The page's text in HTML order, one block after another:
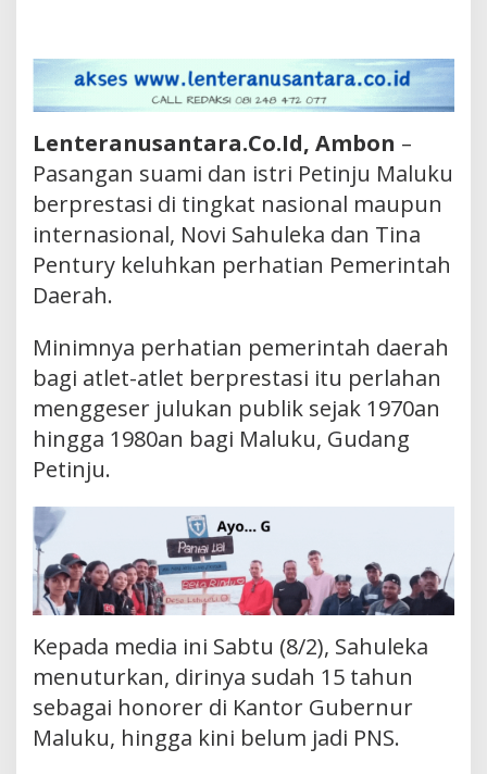
Lenteranusantara.Co.Id, Ambon –
Pasangan suami dan istri Petinju Maluku
berprestasi di tingkat nasional maupun
internasional, Novi Sahuleka dan Tina
Pentury keluhkan perhatian Pemerintah
Daerah.
Minimnya perhatian pemerintah daerah
bagi atlet-atlet berprestasi itu perlahan
menggeser julukan publik sejak 1970an
hingga 1980an bagi Maluku, Gudang
Petinju.
Kepada media ini Sabtu (8/2), Sahuleka
menuturkan, dirinya sudah 15 tahun
sebagai honorer di Kantor Gubernur
Maluku, hingga kini belum jadi PNS.